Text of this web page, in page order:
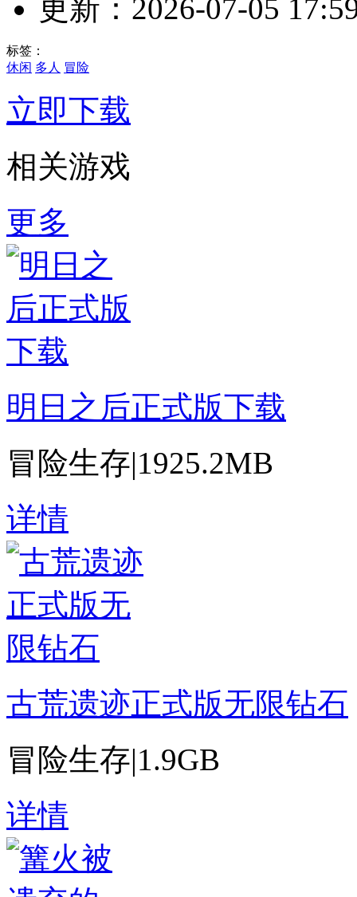
更新：2026-07-05
标签：
休闲 多人 冒险
立即下载
相关游戏
更多
明日之后正式版下载
冒险生存|1925.2MB
详情
古荒遗迹正式版无限钻石
冒险生存|1.9GB
详情